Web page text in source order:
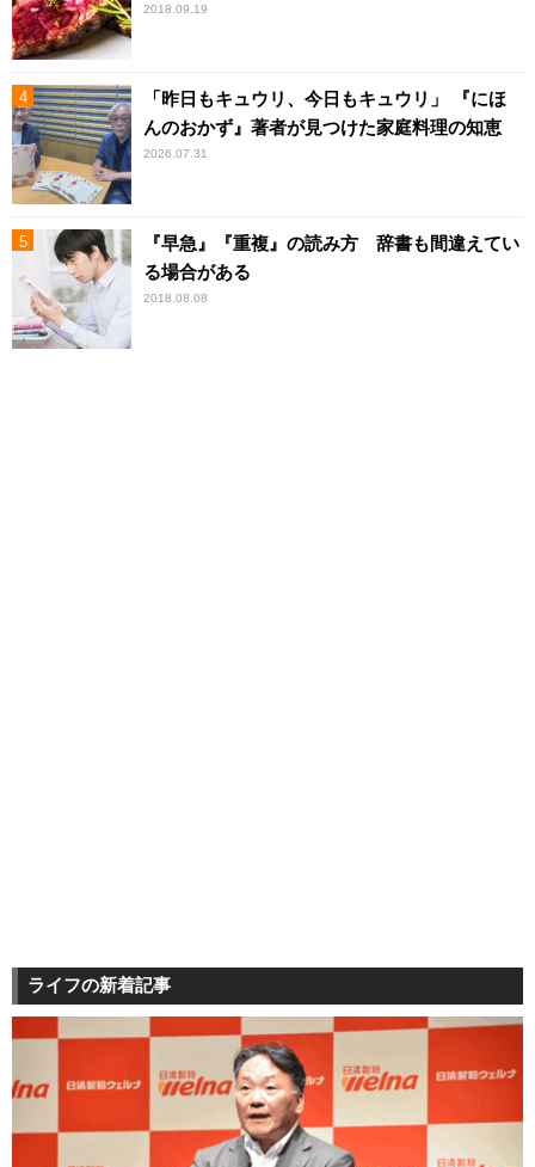
2018.09.19
「昨日もキュウリ、今日もキュウリ」 『にほ
んのおかず』著者が見つけた家庭料理の知恵
2026.07.31
『早急』『重複』の読み方 辞書も間違えてい
る場合がある
2018.08.08
ライフの新着記事